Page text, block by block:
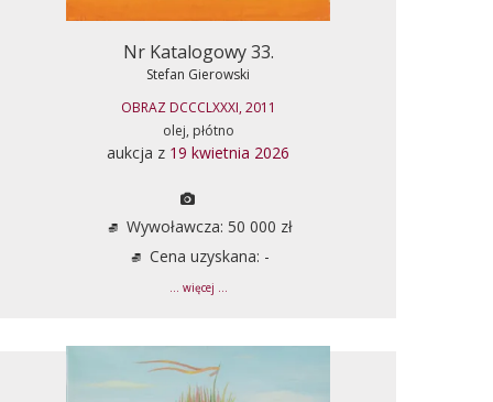
Nr Katalogowy 33.
Stefan Gierowski
OBRAZ DCCCLXXXI, 2011
olej, płótno
aukcja z 19 kwietnia 2026
Wywoławcza: 50 000 zł
Cena uzyskana: -
... więcej ...